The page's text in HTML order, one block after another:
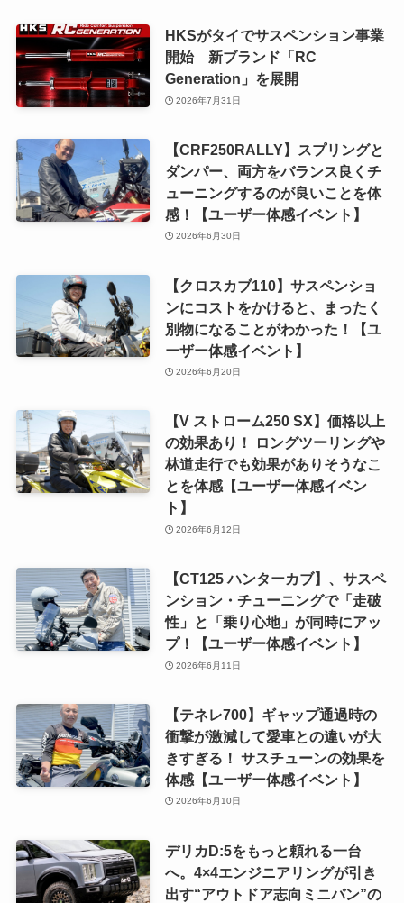
HKSがタイでサスペンション事業
開始 新ブランド「RC
Generation」を展開
2026年7月31日
【CRF250RALLY】スプリングと
ダンパー、両方をバランス良くチ
ューニングするのが良いことを体
感！【ユーザー体感イベント】
2026年6月30日
【クロスカブ110】サスペンショ
ンにコストをかけると、まったく
別物になることがわかった！【ユ
ーザー体感イベント】
2026年6月20日
【V ストローム250 SX】価格以上
の効果あり！ ロングツーリングや
林道走行でも効果がありそうなこ
とを体感【ユーザー体感イベン
ト】
2026年6月12日
【CT125 ハンターカブ】、サスペ
ンション・チューニングで「走破
性」と「乗り心地」が同時にアッ
プ！【ユーザー体感イベント】
2026年6月11日
【テネレ700】ギャップ通過時の
衝撃が激減して愛車との違いが大
きすぎる！ サスチューンの効果を
体感【ユーザー体感イベント】
2026年6月10日
デリカD:5をもっと頼れる一台
へ。4×4エンジニアリングが引き
出す“アウトドア志向ミニバン”の